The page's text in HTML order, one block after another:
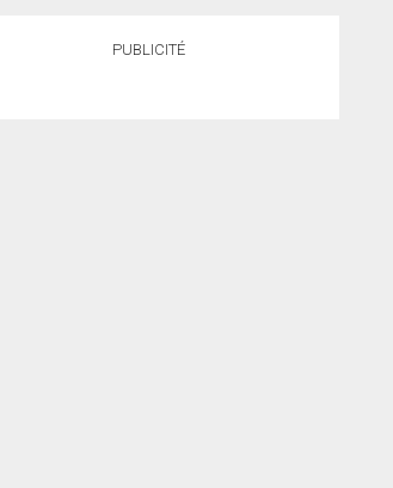
PUBLICITÉ